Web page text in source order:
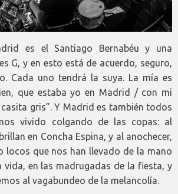
es el Santiago Bernabéu y una
G, y en esto está de acuerdo, seguro,
Cada uno tendrá la suya. La mía es
que estaba yo en Madrid / con mi
gris”. Y Madrid es también todos
vivido colgando de las copas: al
en Concha Espina, y al anochecer,
locos que nos han llevado de la mano
vida, en las madrugadas de la fiesta, y
al vagabundeo de la melancolía.